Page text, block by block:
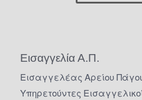
Εισαγγελία Α.Π.
Εισαγγελέας Αρείου
Υπηρετούντες